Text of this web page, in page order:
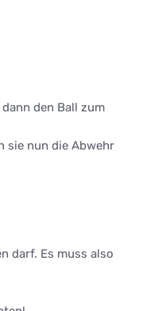
den Ball zum
sie nun die Abwehr
darf. Es muss also